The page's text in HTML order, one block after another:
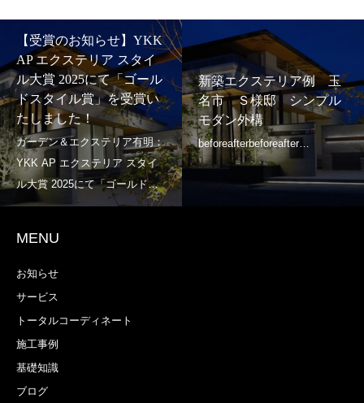
【受賞のお知らせ】YKK
AP エクステリア スタイ
ル大賞 2025にて「ゴール
ドスタイル賞」を受賞い
たしました！
新築エクステリア例 玉
名市 Ｓ様邸 シンプル
モダン外構
MENU
お知らせ
サービス
トータルコーディネート
施工事例
基礎知識
ブログ